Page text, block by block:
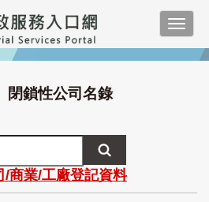
閉鎖性公司名錄
/商業/工廠登記資料